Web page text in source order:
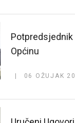
Općinu
06 OŽUJAK